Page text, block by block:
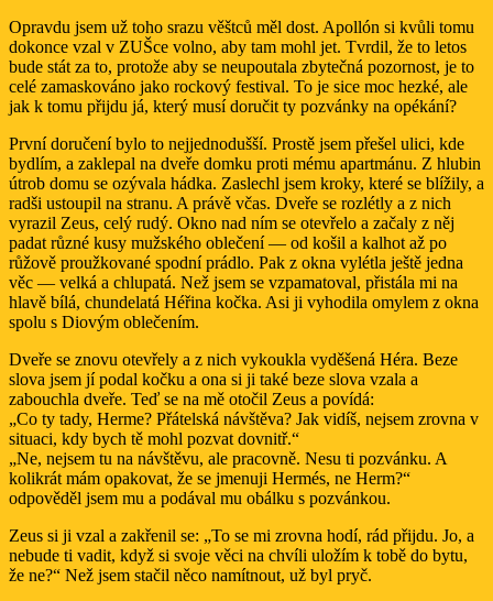
Opravdu jsem už toho srazu věštců měl dost. Apollón si kvůli tomu
dokonce vzal v ZUŠce volno, aby tam mohl jet. Tvrdil, že to letos
bude stát za to, protože aby se neupoutala zbytečná pozornost, je to
celé zamaskováno jako rockový festival. To je sice moc hezké, ale
jak k tomu přijdu já, který musí doručit ty pozvánky na opékání?
První doručení bylo to nejjednodušší. Prostě jsem přešel ulici, kde
bydlím, a zaklepal na dveře domku proti mému apartmánu. Z hlubin
útrob domu se ozývala hádka. Zaslechl jsem kroky, které se blížily, a
radši ustoupil na stranu. A právě včas. Dveře se rozlétly a z nich
vyrazil Zeus, celý rudý. Okno nad ním se otevřelo a začaly z něj
padat různé kusy mužského oblečení — od košil a kalhot až po
růžově proužkované spodní prádlo. Pak z okna vylétla ještě jedna
věc — velká a chlupatá. Než jsem se vzpamatoval, přistála mi na
hlavě bílá, chundelatá Héřina kočka. Asi ji vyhodila omylem z okna
spolu s Diovým oblečením.
Dveře se znovu otevřely a z nich vykoukla vyděšená Héra. Beze
slova jsem jí podal kočku a ona si ji také beze slova vzala a
zabouchla dveře. Teď se na mě otočil Zeus a povídá:
„Co ty tady, Herme? Přátelská návštěva? Jak vidíš, nejsem zrovna v
situaci, kdy bych tě mohl pozvat dovnitř.“
„Ne, nejsem tu na návštěvu, ale pracovně. Nesu ti pozvánku. A
kolikrát mám opakovat, že se jmenuji Hermés, ne Herm?“
odpověděl jsem mu a podával mu obálku s pozvánkou.
Zeus si ji vzal a zakřenil se: „To se mi zrovna hodí, rád přijdu. Jo, a
nebude ti vadit, když si svoje věci na chvíli uložím k tobě do bytu,
že ne?“ Než jsem stačil něco namítnout, už byl pryč.